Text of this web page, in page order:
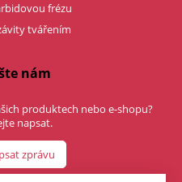
frézu
tvářením
nám
produktech nebo e-shopu?
napsat.
zprávu